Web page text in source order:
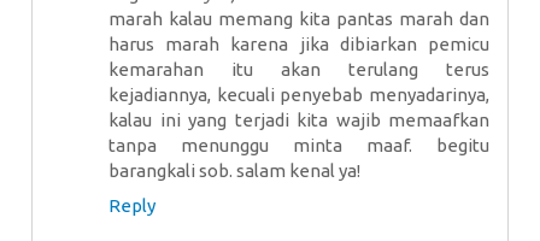
marah kalau memang kita pantas marah dan
harus marah karena jika dibiarkan pemicu
kemarahan itu akan terulang terus
kejadiannya, kecuali penyebab menyadarinya,
kalau ini yang terjadi kita wajib memaafkan
tanpa menunggu minta maaf. begitu
barangkali sob. salam kenal ya!
Reply